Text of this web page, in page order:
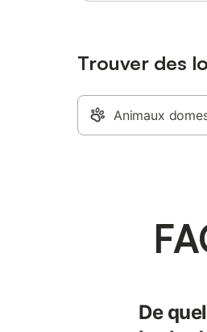
Trouver des
Animaux
De